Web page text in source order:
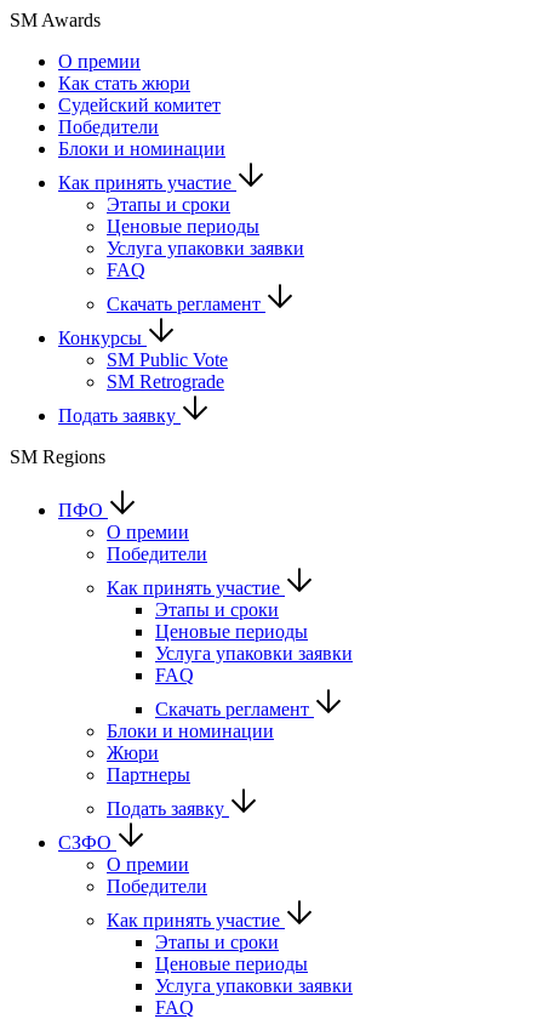
SM Awards
О премии
Как стать жюри
Судейский комитет
Победители
Блоки и номинации
Как принять участие
Этапы и сроки
Ценовые периоды
Услуга упаковки заявки
FAQ
Скачать регламент
Конкурсы
SM Public Vote
SM Retrograde
Подать заявку
SM Regions
ПФО
О премии
Победители
Как принять участие
Этапы и сроки
Ценовые периоды
Услуга упаковки заявки
FAQ
Скачать регламент
Блоки и номинации
Жюри
Партнеры
Подать заявку
СЗФО
О премии
Победители
Как принять участие
Этапы и сроки
Ценовые периоды
Услуга упаковки заявки
FAQ